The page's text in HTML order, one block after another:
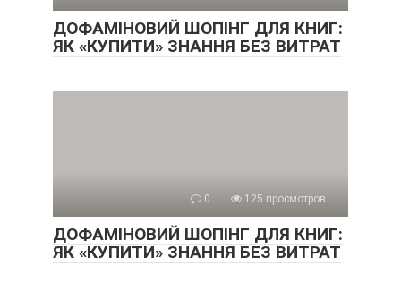
ДОФАМІНОВИЙ ШОПІНГ ДЛЯ КНИГ:
ЯК «КУПИТИ» ЗНАННЯ БЕЗ ВИТРАТ
0 125 просмотров
ДОФАМІНОВИЙ ШОПІНГ ДЛЯ КНИГ:
ЯК «КУПИТИ» ЗНАННЯ БЕЗ ВИТРАТ